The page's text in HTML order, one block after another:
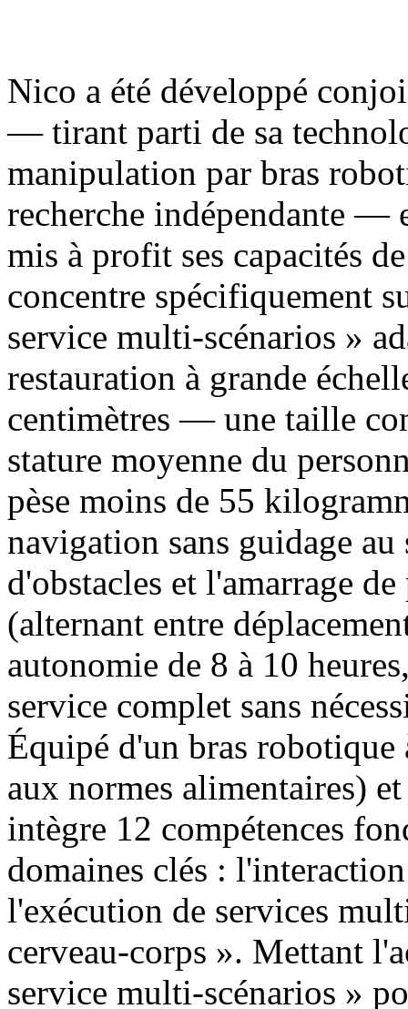
Nico a été développé
— tirant parti de sa
manipulation par bras
recherche indépendante —
mis à profit ses capacités
concentre spécifiquement
service multi-scénarios »
restauration à grande
centimètres — une taille
stature moyenne du
pèse moins de 55
navigation sans guidage
d'obstacles et l'amarrage
(alternant entre
autonomie de 8 à 10
service complet sans
Équipé d'un bras
aux normes alimentaires)
intègre 12 compétences
domaines clés :
l'exécution de services
cerveau-corps ». Mettant
service multi-scénarios »